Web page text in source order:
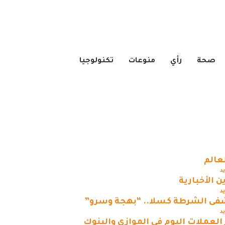
صحة رأي منوعات تكنولوجيا
الأخبارية
الشرطة كسلا.. “بهجة وسرو”
اليوم في الموازي والبنوك